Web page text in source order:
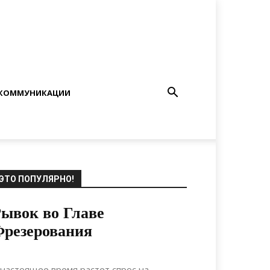
ПОПУЛЯРНО!
во Главе
02.05.2022